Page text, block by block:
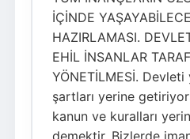
İÇİNDE
HAZIRLAMASI.
EHİL İNSANLAR
YÖNETİLMESİ.
şartları yerine
kanun ve kuralları
demektir. Bizlerde